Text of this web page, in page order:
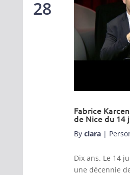
28
Fabrice
de Nice du 14
By clara|
Dix ans. Le 14
une décennie